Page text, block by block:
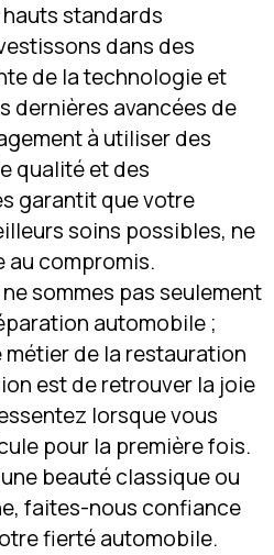
standards
dans des
de la technologie et
dernières avancées de
à utiliser des
qualité et des
garantit que votre
soins possibles, ne
au compromis.
sommes pas seulement
automobile ;
métier de la restauration
est de retrouver la joie
lorsque vous
pour la première fois.
beauté classique ou
faites-nous confiance
fierté automobile.